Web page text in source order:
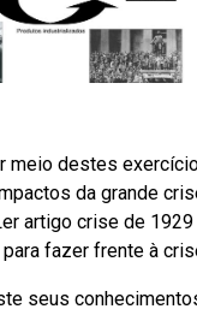
meio destes
da grande
artigo crise de
fazer frente à
seus